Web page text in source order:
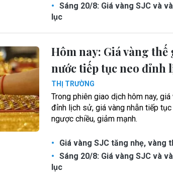
Sáng 20/8: Giá vàng SJC và
lục
Hôm nay: Giá vàng
nước tiếp tục neo đỉnh
THỊ TRƯỜNG
Trong phiên giao dịch hôm nay,
đỉnh lịch sử, giá vàng nhẫn tiếp
ngược chiều, giảm mạnh.
Giá vàng SJC tăng nhẹ, vàng
Sáng 20/8: Giá vàng SJC và
lục